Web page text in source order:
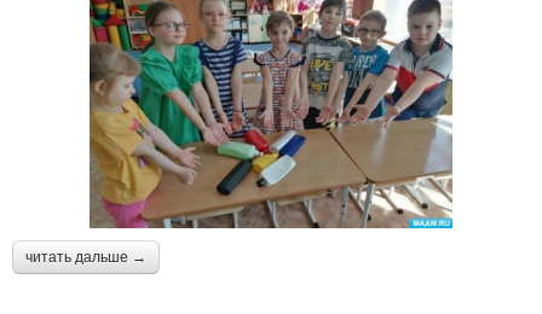
читать дальше →